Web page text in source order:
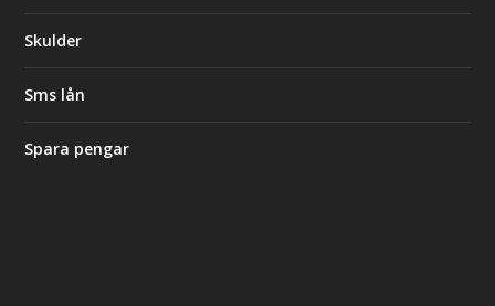
Skulder
Sms lån
Spara pengar